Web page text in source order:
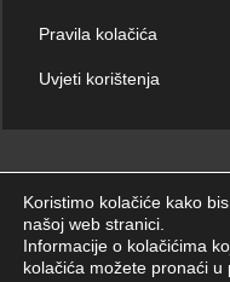
Pravila kolačića
Uvjeti korištenja
© Hrvatski zavod za
Koristimo kolačiće kako
našoj web stranici.
Informacije o kolačićima
kolačića možete pronaći u